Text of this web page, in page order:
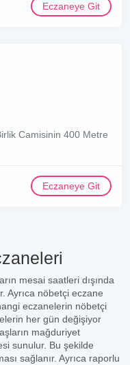
Eczaneye Git
Camisinin 400 Metre
Eczaneye Git
mesai saatleri dışında
Ayrıca nöbetçi eczane
eczanelerin nöbetçi
her gün değişiyor
mağduriyet
sunulur. Bu şekilde
sağlanır. Ayrıca raporlu